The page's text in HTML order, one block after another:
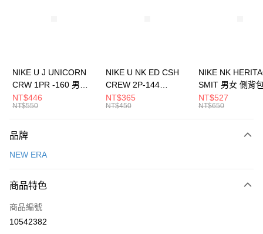
元大商業銀行
台灣樂天信用卡公司
全盈+PAY
AFTEE先享後付
【關於「AFTEE先享後付」】
便利好安心！
３．安心：先確認商品／服務後，再付款。
【「AFTEE先享後付」結帳流程】
１．於結帳方式選擇「AFTEE先享後付」後，將跳轉至「AFTEE先享後付」
運送方式
每筆NT$100，滿NT$1,500(含以上)免運費
宅配
每筆NT$100，滿NT$1,500(含以上)免運費
NIKE U J UNICORN
CRW 1PR -160 男女
中統襪 FZ3393100
NT$446
NT$550
NIKE U NK ED CSH
CREW 2P-144
EMBRDY 男女 短統襪
FZ3073133
NT$365
NT$450
NIKE NK
SMIT 男女 側背
BA5871010
NT$527
NT$650
品牌
NEW ERA
商品特色
商品編號
10542382